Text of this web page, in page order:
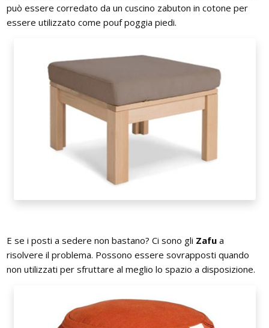
può essere corredato da un cuscino zabuton in cotone per
essere utilizzato come pouf poggia piedi.
E se i posti a sedere non bastano? Ci sono gli Zafu a
risolvere il problema. Possono essere sovrapposti quando
non utilizzati per sfruttare al meglio lo spazio a disposizione.